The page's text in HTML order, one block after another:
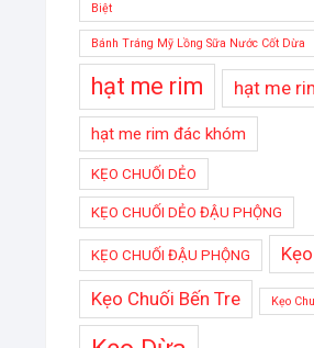
Biệt
Bánh Tráng Mỹ Lồng Sữa Nước Cốt Dừa
hạt me rim hạt me
hạt me rim đác khóm
KẸO CHUỐI DẺO
KẸO CHUỐI DẺO ĐẬU PHỘNG
KẸO CHUỐI ĐẬU PHỘNG
Kẹo Chuối Bến Tre Kẹo